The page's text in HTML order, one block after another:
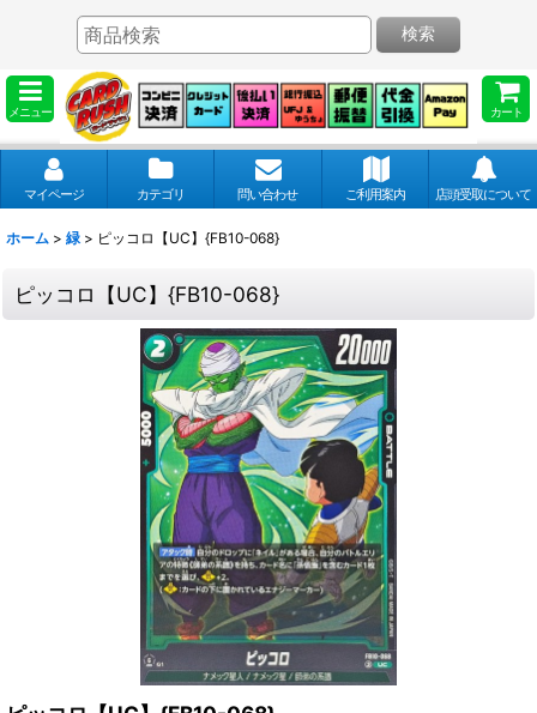
メニュー カート
検索
マイページ カテゴリ 問い合わせ ご利用案内 店頭受取について
ホーム > 緑 > ピッコロ【UC】{FB10-068}
ピッコロ【UC】{FB10-068}